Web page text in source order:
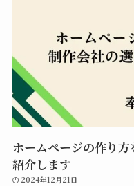
ホームページの作り
紹介します
2024年12月21日